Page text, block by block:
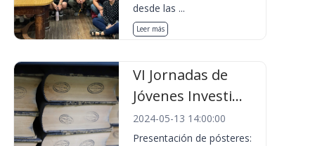
desde las ...
Leer más
VI Jornadas de
Jóvenes Investi...
2024-05-13 14:00:00
Presentación de pósteres: